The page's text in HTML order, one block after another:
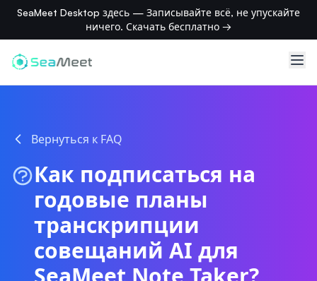
SeaMeet Desktop здесь — Записывайте всё, не упускайте
ничего. Скачать бесплатно →
Вернуться к FAQ
Как подписаться на
годовые планы
транскрипции
совещаний AI для